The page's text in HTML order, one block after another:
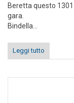
Beretta questo
gara.
Bindella...
Leggi tutto